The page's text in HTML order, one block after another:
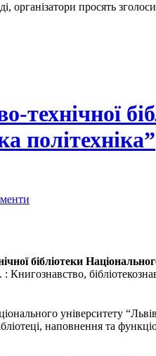
організатори просять
технічної
політехніка”
бібліотеки
Книгознавство,
університету
наповнення та